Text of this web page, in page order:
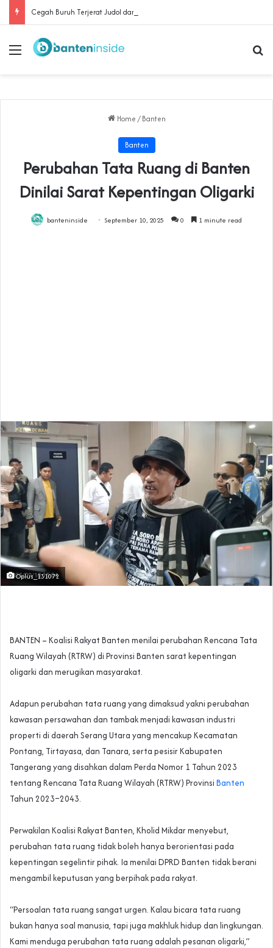
Menu
Home / Banten
Banten
Perubahan Tata Ruang di Banten
Dinilai Sarat Kepentingan Oligarki
banteninside September 10, 2025 0 1 minute read
Oplus_131072
‎‎BANTEN – Koalisi Rakyat Banten menilai perubahan Rencana Tata
Ruang Wilayah (RTRW) di Provinsi Banten sarat kepentingan
oligarki dan merugikan masyarakat.
‎Adapun perubahan tata ruang yang dimaksud yakni perubahan
kawasan persawahan dan tambak menjadi kawasan industri
properti di daerah Serang Utara yang mencakup Kecamatan
Pontang, Tirtayasa, dan Tanara, serta pesisir Kabupaten
Tangerang yang disahkan dalam Perda Nomor 1 Tahun 2023
tentang Rencana Tata Ruang Wilayah (RTRW) Provinsi Banten
Tahun 2023–2043.
‎Perwakilan Koalisi Rakyat Banten, Kholid Mikdar menyebut,
perubahan tata ruang tidak boleh hanya berorientasi pada
kepentingan segelintir pihak. Ia menilai DPRD Banten tidak berani
mengambil keputusan yang berpihak pada rakyat.
‎“Persoalan tata ruang sangat urgen. Kalau bicara tata ruang
bukan hanya soal manusia, tapi juga makhluk hidup dan lingkungan.
Kami menduga perubahan tata ruang adalah pesanan oligarki,”